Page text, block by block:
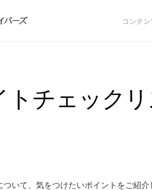
コンテ
トチェックリ
いて、気をつけたいポイントをご紹介